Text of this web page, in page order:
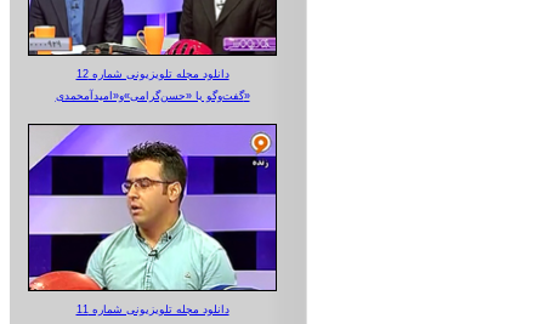
دانلود مجله تلویزیونی شماره 12
گفت‌وگو با «حسن‌گرامی»و«امیدآمحمدی»
دانلود مجله تلویزیونی شماره 11